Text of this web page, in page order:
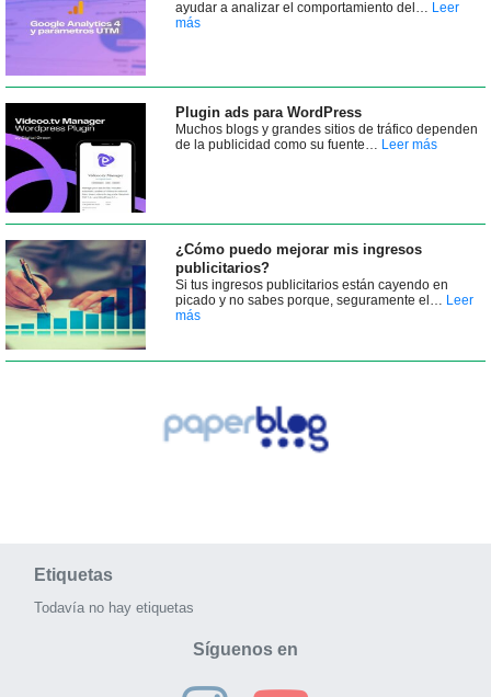
ayudar a analizar el comportamiento del…
Leer
más
Plugin ads para WordPress
Muchos blogs y grandes sitios de tráfico dependen
de la publicidad como su fuente…
Leer más
¿Cómo puedo mejorar mis ingresos
publicitarios?
Si tus ingresos publicitarios están cayendo en
picado y no sabes porque, seguramente el…
Leer
más
Etiquetas
Todavía no hay etiquetas
Síguenos en